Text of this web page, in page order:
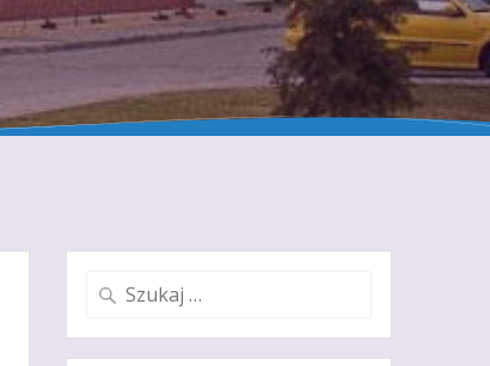
Szukaj: